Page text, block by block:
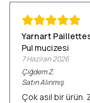
Yarnart
Pul mucizesi
7 Haziran 2026
ÇiğdemZ.
Satın Alınmış
Çok asil bir ürün.